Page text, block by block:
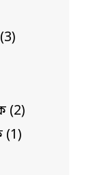
(2)
(1)